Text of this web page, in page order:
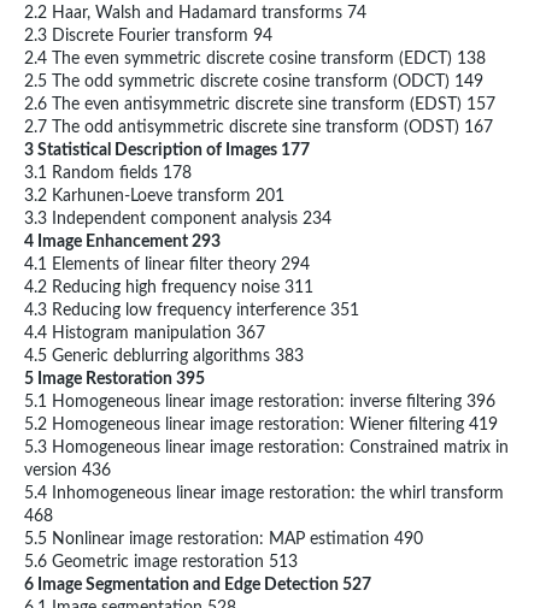
2.2 Haar, Walsh and Hadamard transforms 74
2.3 Discrete Fourier transform 94
2.4 The even symmetric discrete cosine transform (EDCT) 138
2.5 The odd symmetric discrete cosine transform (ODCT) 149
2.6 The even antisymmetric discrete sine transform (EDST) 157
2.7 The odd antisymmetric discrete sine transform (ODST) 167
3 Statistical Description of Images 177
3.1 Random fields 178
3.2 Karhunen-Loeve transform 201
3.3 Independent component analysis 234
4 Image Enhancement 293
4.1 Elements of linear filter theory 294
4.2 Reducing high frequency noise 311
4.3 Reducing low frequency interference 351
4.4 Histogram manipulation 367
4.5 Generic deblurring algorithms 383
5 Image Restoration 395
5.1 Homogeneous linear image restoration: inverse filtering 396
5.2 Homogeneous linear image restoration: Wiener filtering 419
5.3 Homogeneous linear image restoration: Constrained matrix in
version 436
5.4 Inhomogeneous linear image restoration: the whirl transform
468
5.5 Nonlinear image restoration: MAP estimation 490
5.6 Geometric image restoration 513
6 Image Segmentation and Edge Detection 527